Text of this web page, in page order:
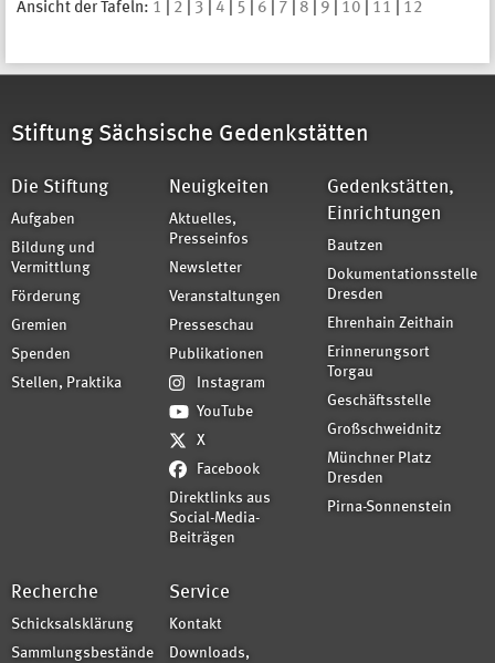
Ansicht der Tafeln: 1 2 3 4 5 6 7 8 9 10 11 12
Stiftung Sächsische Gedenkstätten
Die Stiftung
Aufgaben
Bildung und
Vermittlung
Förderung
Gremien
Spenden
Stellen, Praktika
Neuigkeiten
Aktuelles,
Presseinfos
Newsletter
Veranstaltungen
Presseschau
Publikationen
Instagram
YouTube
X
Facebook
Direktlinks aus
Social-Media-
Beiträgen
Gedenkstätten,
Einrichtungen
Bautzen
Dokumentationsstelle
Dresden
Ehrenhain Zeithain
Erinnerungsort
Torgau
Geschäftsstelle
Großschweidnitz
Münchner Platz
Dresden
Pirna-Sonnenstein
Recherche
Schicksalsklärung
Sammlungsbestände
Service
Kontakt
Downloads,